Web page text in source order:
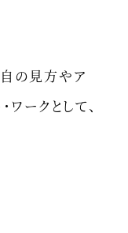
の見方やア
ワークとして、